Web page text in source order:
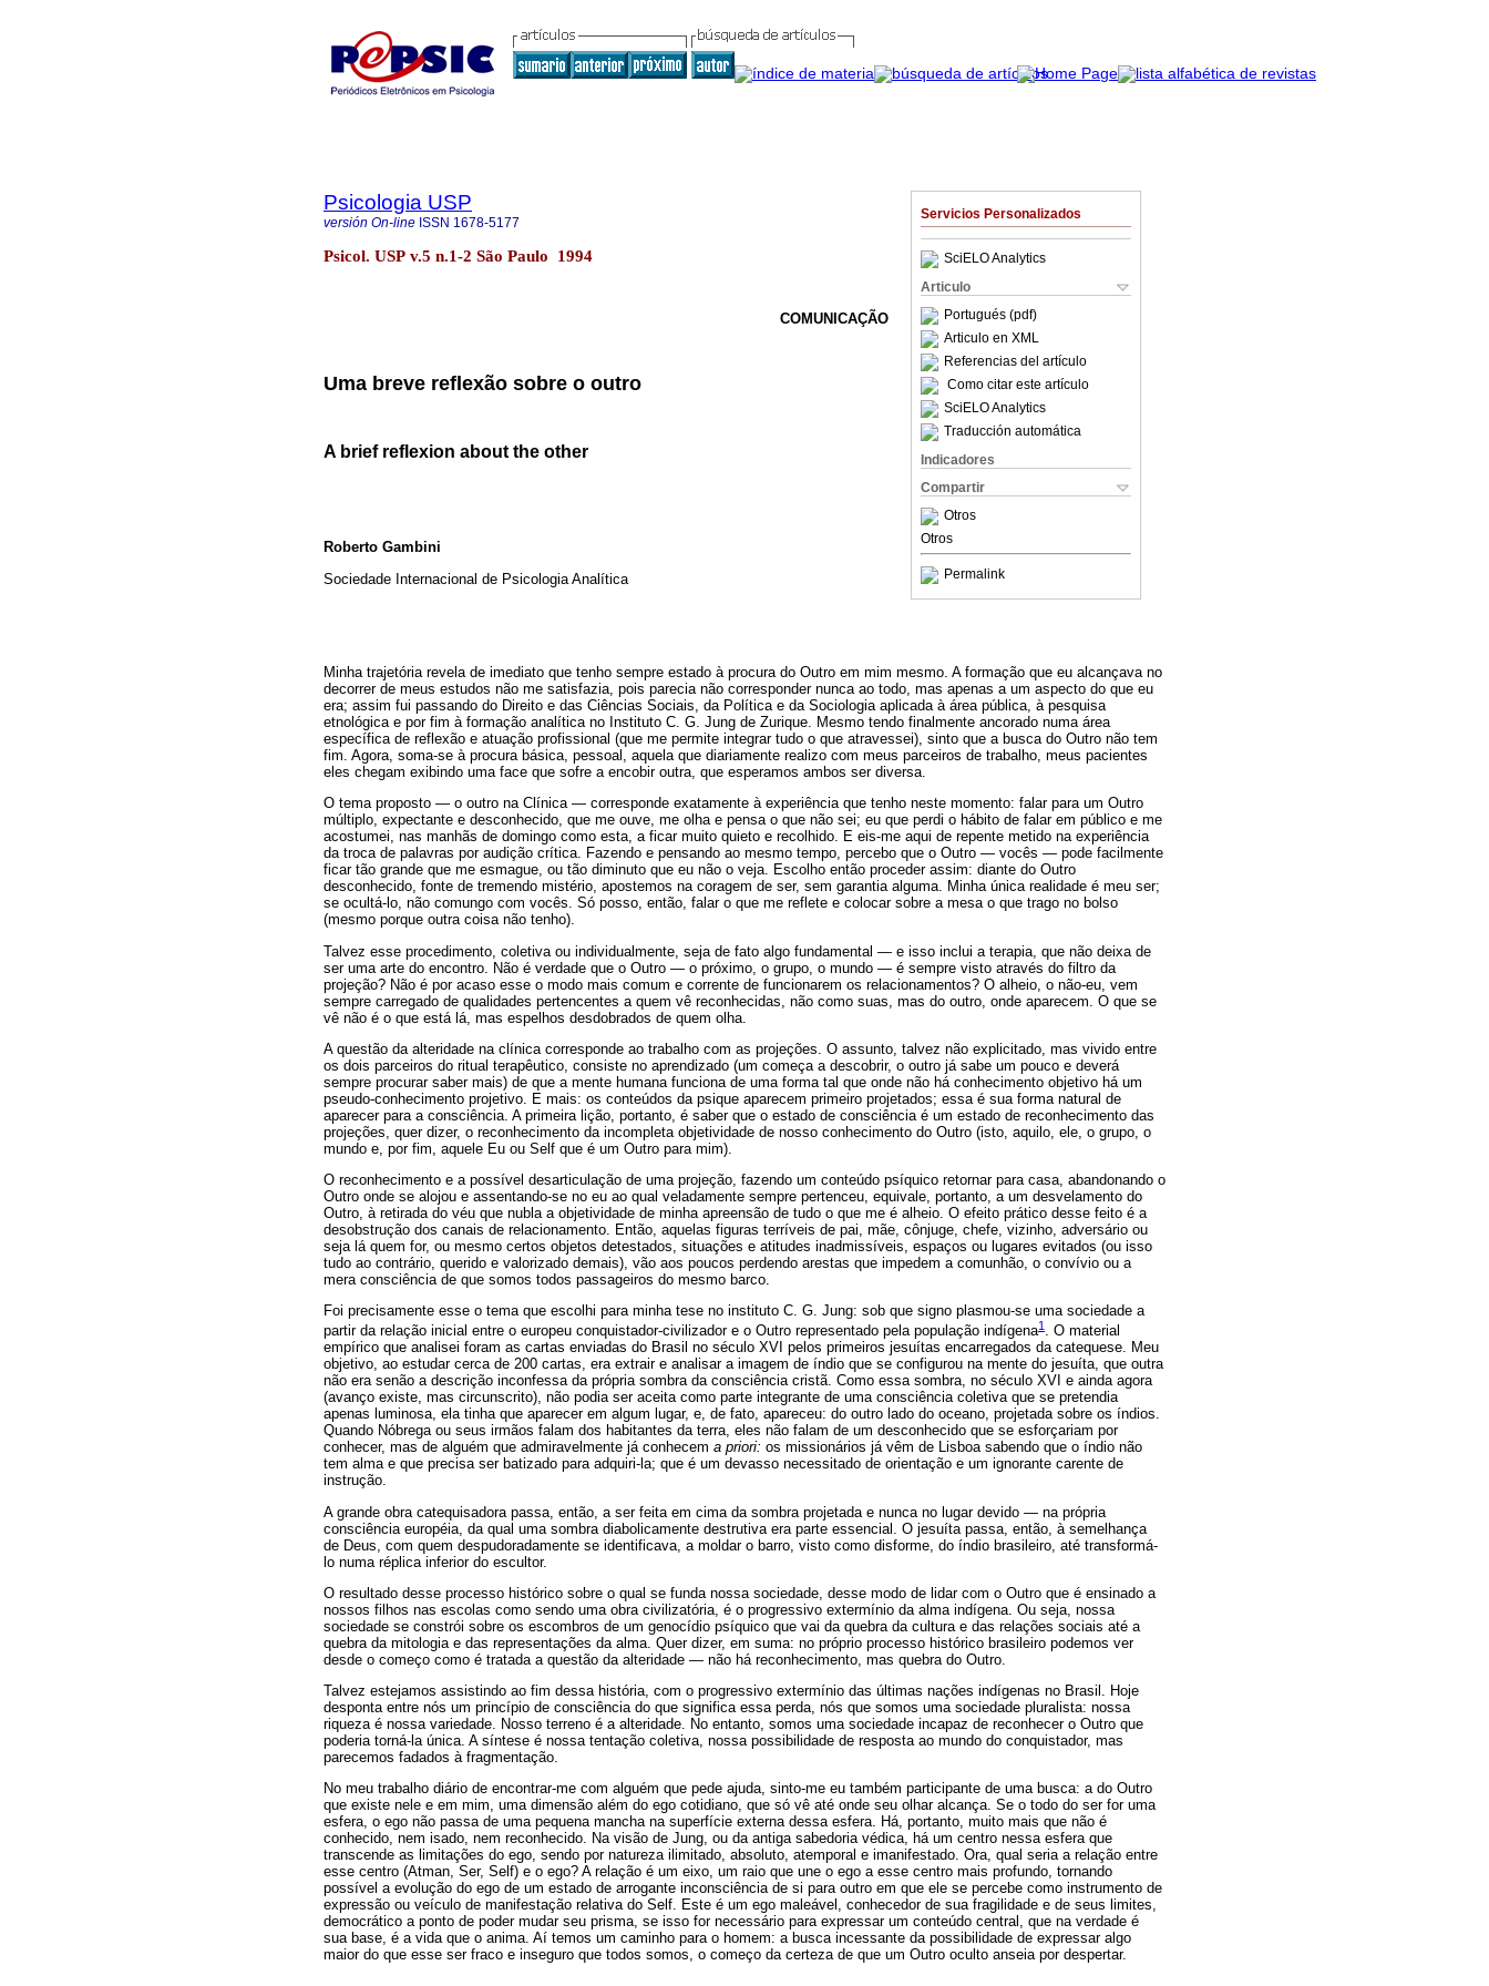
Servicios Personalizados
SciELO Analytics
Articulo
Portugués (pdf)
Articulo en XML
Referencias del artículo
Como citar este artículo
SciELO Analytics
Traducción automática
Indicadores
Compartir
Otros
Otros
Permalink
Psicologia USP
versión On-line ISSN 1678-5177
Psicol. USP v.5 n.1-2 São Paulo 1994
COMUNICAÇÃO
Uma breve reflexão sobre o outro
A brief reflexion about the other
Roberto Gambini
Sociedade Internacional de Psicologia Analítica
Minha trajetória revela de imediato que tenho sempre estado à procura do Outro em mim mesmo. A formação que eu alcançava no
decorrer de meus estudos não me satisfazia, pois parecia não corresponder nunca ao todo, mas apenas a um aspecto do que eu
era; assim fui passando do Direito e das Ciências Sociais, da Política e da Sociologia aplicada à área pública, à pesquisa
etnológica e por fim à formação analítica no Instituto C. G. Jung de Zurique. Mesmo tendo finalmente ancorado numa área
específica de reflexão e atuação profissional (que me permite integrar tudo o que atravessei), sinto que a busca do Outro não tem
fim. Agora, soma-se à procura básica, pessoal, aquela que diariamente realizo com meus parceiros de trabalho, meus pacientes
eles chegam exibindo uma face que sofre a encobir outra, que esperamos ambos ser diversa.
O tema proposto — o outro na Clínica — corresponde exatamente à experiência que tenho neste momento: falar para um Outro
múltiplo, expectante e desconhecido, que me ouve, me olha e pensa o que não sei; eu que perdi o hábito de falar em público e me
acostumei, nas manhãs de domingo como esta, a ficar muito quieto e recolhido. E eis-me aqui de repente metido na experiência
da troca de palavras por audição crítica. Fazendo e pensando ao mesmo tempo, percebo que o Outro — vocês — pode facilmente
ficar tão grande que me esmague, ou tão diminuto que eu não o veja. Escolho então proceder assim: diante do Outro
desconhecido, fonte de tremendo mistério, apostemos na coragem de ser, sem garantia alguma. Minha única realidade é meu ser;
se ocultá-lo, não comungo com vocês. Só posso, então, falar o que me reflete e colocar sobre a mesa o que trago no bolso
(mesmo porque outra coisa não tenho).
Talvez esse procedimento, coletiva ou individualmente, seja de fato algo fundamental — e isso inclui a terapia, que não deixa de
ser uma arte do encontro. Não é verdade que o Outro — o próximo, o grupo, o mundo — é sempre visto através do filtro da
projeção? Não é por acaso esse o modo mais comum e corrente de funcionarem os relacionamentos? O alheio, o não-eu, vem
sempre carregado de qualidades pertencentes a quem vê reconhecidas, não como suas, mas do outro, onde aparecem. O que se
vê não é o que está lá, mas espelhos desdobrados de quem olha.
A questão da alteridade na clínica corresponde ao trabalho com as projeções. O assunto, talvez não explicitado, mas vivido entre
os dois parceiros do ritual terapêutico, consiste no aprendizado (um começa a descobrir, o outro já sabe um pouco e deverá
sempre procurar saber mais) de que a mente humana funciona de uma forma tal que onde não há conhecimento objetivo há um
pseudo-conhecimento projetivo. E mais: os conteúdos da psique aparecem primeiro projetados; essa é sua forma natural de
aparecer para a consciência. A primeira lição, portanto, é saber que o estado de consciência é um estado de reconhecimento das
projeções, quer dizer, o reconhecimento da incompleta objetividade de nosso conhecimento do Outro (isto, aquilo, ele, o grupo, o
mundo e, por fim, aquele Eu ou Self que é um Outro para mim).
O reconhecimento e a possível desarticulação de uma projeção, fazendo um conteúdo psíquico retornar para casa, abandonando o
Outro onde se alojou e assentando-se no eu ao qual veladamente sempre pertenceu, equivale, portanto, a um desvelamento do
Outro, à retirada do véu que nubla a objetividade de minha apreensão de tudo o que me é alheio. O efeito prático desse feito é a
desobstrução dos canais de relacionamento. Então, aquelas figuras terríveis de pai, mãe, cônjuge, chefe, vizinho, adversário ou
seja lá quem for, ou mesmo certos objetos detestados, situações e atitudes inadmissíveis, espaços ou lugares evitados (ou isso
tudo ao contrário, querido e valorizado demais), vão aos poucos perdendo arestas que impedem a comunhão, o convívio ou a
mera consciência de que somos todos passageiros do mesmo barco.
Foi precisamente esse o tema que escolhi para minha tese no instituto C. G. Jung: sob que signo plasmou-se uma sociedade a
partir da relação inicial entre o europeu conquistador-civilizador e o Outro representado pela população indígena1 . O material
empírico que analisei foram as cartas enviadas do Brasil no século XVI pelos primeiros jesuítas encarregados da catequese. Meu
objetivo, ao estudar cerca de 200 cartas, era extrair e analisar a imagem de índio que se configurou na mente do jesuíta, que outra
não era senão a descrição inconfessa da própria sombra da consciência cristã. Como essa sombra, no século XVI e ainda agora
(avanço existe, mas circunscrito), não podia ser aceita como parte integrante de uma consciência coletiva que se pretendia
apenas luminosa, ela tinha que aparecer em algum lugar, e, de fato, apareceu: do outro lado do oceano, projetada sobre os índios.
Quando Nóbrega ou seus irmãos falam dos habitantes da terra, eles não falam de um desconhecido que se esforçariam por
conhecer, mas de alguém que admiravelmente já conhecem a priori: os missionários já vêm de Lisboa sabendo que o índio não
tem alma e que precisa ser batizado para adquiri-la; que é um devasso necessitado de orientação e um ignorante carente de
instrução.
A grande obra catequisadora passa, então, a ser feita em cima da sombra projetada e nunca no lugar devido — na própria
consciência européia, da qual uma sombra diabolicamente destrutiva era parte essencial. O jesuíta passa, então, à semelhança
de Deus, com quem despudoradamente se identificava, a moldar o barro, visto como disforme, do índio brasileiro, até transformá-
lo numa réplica inferior do escultor.
O resultado desse processo histórico sobre o qual se funda nossa sociedade, desse modo de lidar com o Outro que é ensinado a
nossos filhos nas escolas como sendo uma obra civilizatória, é o progressivo extermínio da alma indígena. Ou seja, nossa
sociedade se constrói sobre os escombros de um genocídio psíquico que vai da quebra da cultura e das relações sociais até a
quebra da mitologia e das representações da alma. Quer dizer, em suma: no próprio processo histórico brasileiro podemos ver
desde o começo como é tratada a questão da alteridade — não há reconhecimento, mas quebra do Outro.
Talvez estejamos assistindo ao fim dessa história, com o progressivo extermínio das últimas nações indígenas no Brasil. Hoje
desponta entre nós um princípio de consciência do que significa essa perda, nós que somos uma sociedade pluralista: nossa
riqueza é nossa variedade. Nosso terreno é a alteridade. No entanto, somos uma sociedade incapaz de reconhecer o Outro que
poderia torná-la única. A síntese é nossa tentação coletiva, nossa possibilidade de resposta ao mundo do conquistador, mas
parecemos fadados à fragmentação.
No meu trabalho diário de encontrar-me com alguém que pede ajuda, sinto-me eu também participante de uma busca: a do Outro
que existe nele e em mim, uma dimensão além do ego cotidiano, que só vê até onde seu olhar alcança. Se o todo do ser for uma
esfera, o ego não passa de uma pequena mancha na superfície externa dessa esfera. Há, portanto, muito mais que não é
conhecido, nem isado, nem reconhecido. Na visão de Jung, ou da antiga sabedoria védica, há um centro nessa esfera que
transcende as limitações do ego, sendo por natureza ilimitado, absoluto, atemporal e imanifestado. Ora, qual seria a relação entre
esse centro (Atman, Ser, Self) e o ego? A relação é um eixo, um raio que une o ego a esse centro mais profundo, tornando
possível a evolução do ego de um estado de arrogante inconsciência de si para outro em que ele se percebe como instrumento de
expressão ou veículo de manifestação relativa do Self. Este é um ego maleável, conhecedor de sua fragilidade e de seus limites,
democrático a ponto de poder mudar seu prisma, se isso for necessário para expressar um conteúdo central, que na verdade é
sua base, é a vida que o anima. Aí temos um caminho para o homem: a busca incessante da possibilidade de expressar algo
maior do que esse ser fraco e inseguro que todos somos, o começo da certeza de que um Outro oculto anseia por despertar.